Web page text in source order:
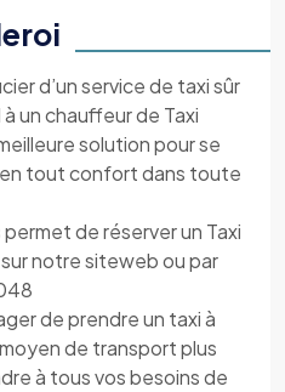
d’un service de taxi sûr
un chauffeur de Taxi
solution pour se
tout confort dans toute
permet de réserver un Taxi
notre siteweb ou par
de prendre un taxi à
de transport plus
à tous vos besoins de